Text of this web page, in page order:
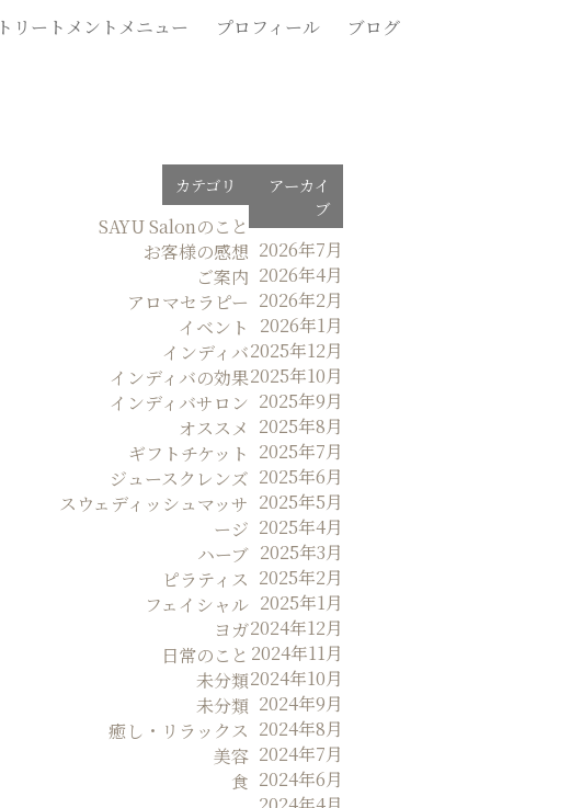
トリートメントメニュー プロフィール
ブログ
カテゴリ
SAYU Salonのこと
お客様の感想
ご案内
アロマセラピー
イベント
インディバ
インディバの効果
インディバサロン
オススメ
ギフトチケット
ジュースクレンズ
スウェディッシュマッサ
ージ
ハーブ
ピラティス
フェイシャル
ヨガ
日常のこと
未分類
未分類
癒し・リラックス
美容
食
アーカイ
ブ
2026年7月
2026年4月
2026年2月
2026年1月
2025年12月
2025年10月
2025年9月
2025年8月
2025年7月
2025年6月
2025年5月
2025年4月
2025年3月
2025年2月
2025年1月
2024年12月
2024年11月
2024年10月
2024年9月
2024年8月
2024年7月
2024年6月